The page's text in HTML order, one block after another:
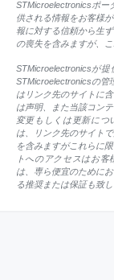
STMicroelectronicsポー
供される情報をお客様
報に対する信頼から生
の喪失を含みますが、
STMicroelectronicsが
STMicroelectronicsの管
はリンク先のサイトに
は声明、また当該コン
変更もしくは更新につ
は、リンク先のサイト
を含みますがこれらに
トへのアクセスはお客
は、専ら便宜のために
る推奨または保証も致し